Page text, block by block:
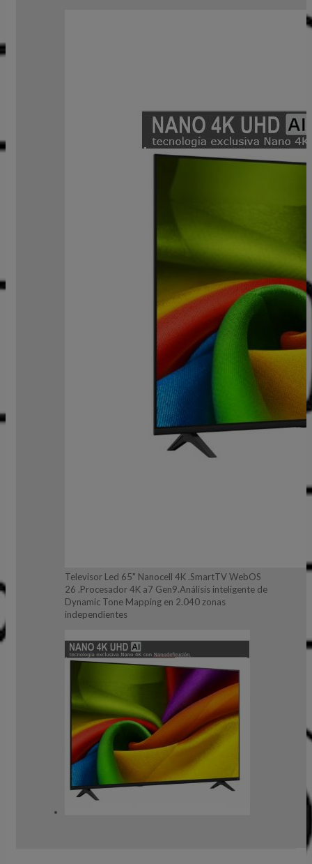
Televisor Led 65" Nanocell 4K .SmartTV WebOS
26 .Procesador 4K a7 Gen9.Análisis inteligente de
Dynamic Tone Mapping en 2.040 zonas
independientes